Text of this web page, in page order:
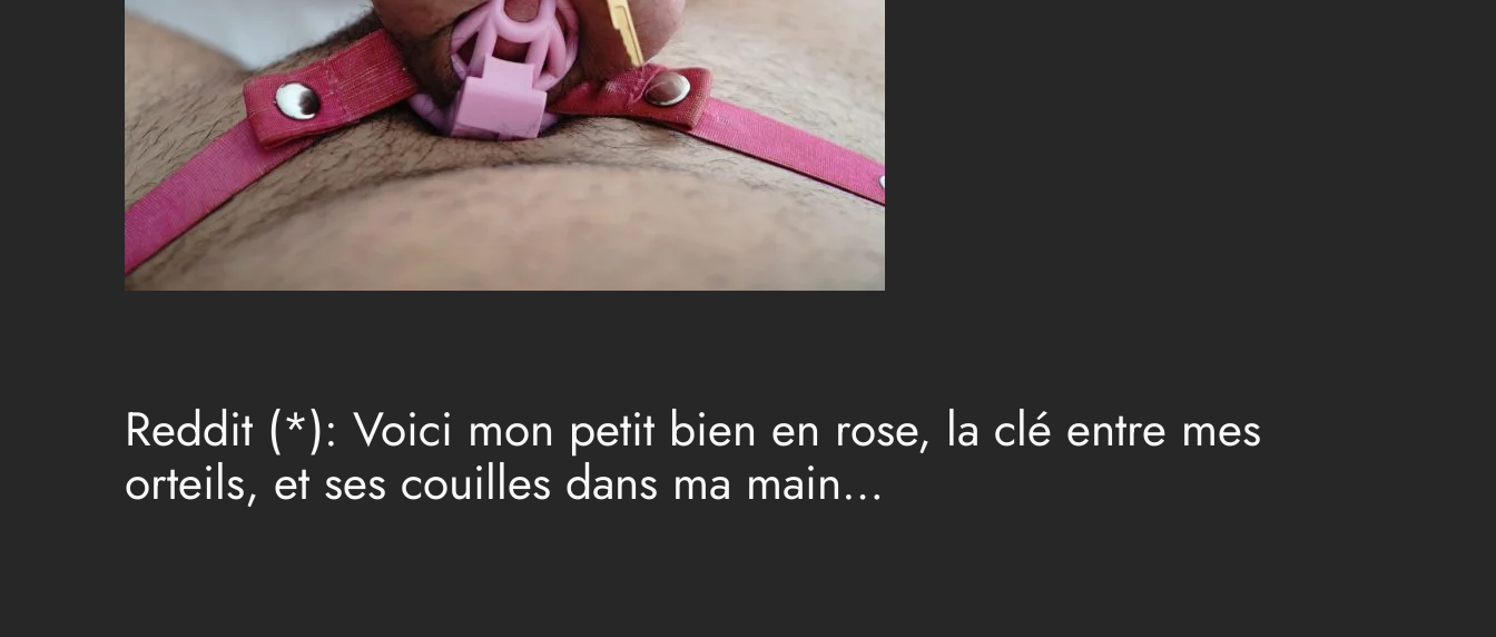
Reddit (*): Voici mon petit bien en rose, la clé entre mes
orteils, et ses couilles dans ma main…